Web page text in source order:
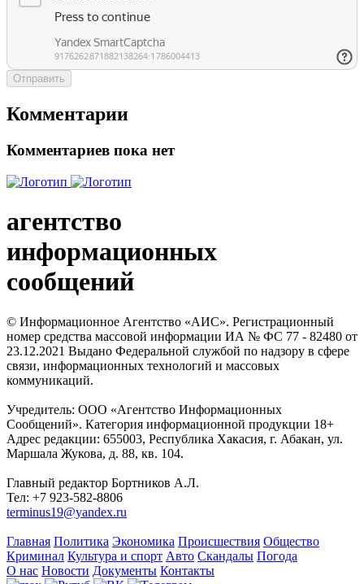
Отправить
Комментарии
Комментариев пока нет
агентство
информационных
сообщений
© Информационное Агентство «АИС». Регистрационный
номер средства массовой информации ИА № ФС 77 - 82480 от
23.12.2021 Выдано Федеральной службой по надзору в сфере
связи, информационных технологий и массовых
коммуникаций.
Учредитель: ООО «Агентство Информационных
Сообщений». Категория информационной продукции 18+
Адрес редакции: 655003, Республика Хакасия, г. Абакан, ул.
Маршала Жукова, д. 88, кв. 104.
Главный редактор Бортников А.Л.
Тел: +7 923-582-8806
terminus19@yandex.ru
Главная Политика Экономика Происшествия Общество
Криминал Культура и спорт Авто Скандалы Погода
О нас Новости Документы Контакты